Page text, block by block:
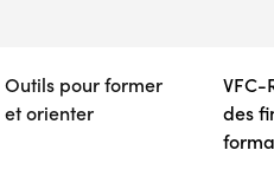
Outils pour former
et orienter
VFC-
des